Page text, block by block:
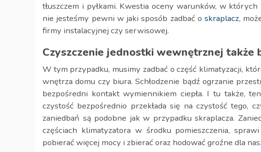
tłuszczem i pyłkami. Kwestia oceny warunków, w
nie jesteśmy pewni w jaki sposób zadbać oskraplacz,
firmy instalacyjnej czy serwisowej.
Czyszczenie jednostki wewnętrznej także
W tym przypadku, musimy zadbać o część klimatyzacji,
wnętrza domu czy biura. Schłodzenie bądź ogrzanie
bezpośredni kontakt wymiennikiem ciepła. I tu także,
czystość bezpośrednio przekłada się na czystość tego,
zaniedbań są podobne jak w przypadku skraplacza.
częściach klimatyzatora w środku pomieszczenia,
pobierać więcej mocy i zbierać oraz hodować groźne dla